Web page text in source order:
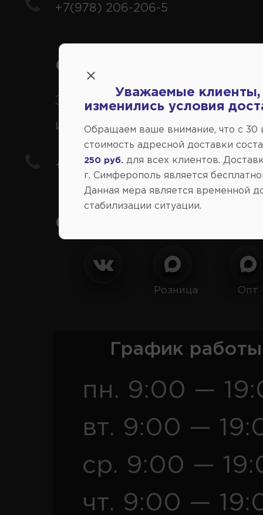
+7(978) 206-206-5
Справочный центр:
Заказ шин, дисков,
иномарки
+7(978) 206-206-8
Социальные сети:
Розница Опт
График
пн. 9:00 —
вт. 9:00 —
ср. 9:00 —
чт. 9:00 —
Уважаемые клиенты,
изменились условия
Обращаем ваше внимание, что c 30
стоимость адресной доставки
250 руб.
для всех клиентов.
г. Симферополь является
Данная мера является временной
стабилизации ситуации.